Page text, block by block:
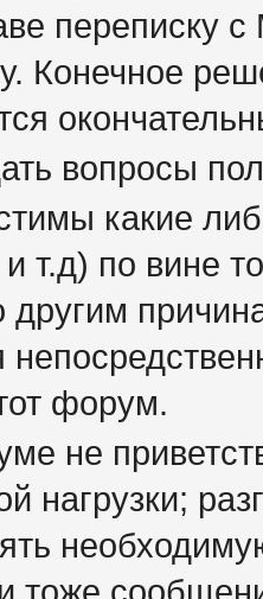
переписку
Конечное
вопросы
какие
т.д) по вине
другим
форум.
не
нагрузки;